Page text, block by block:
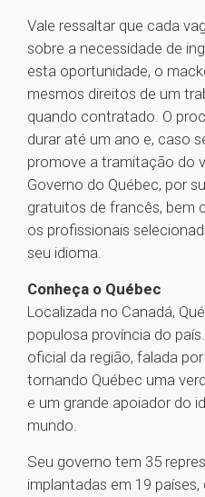
Vale ressaltar que cada
sobre a necessidade de
esta oportunidade, o
mesmos direitos de um
quando contratado. O
durar até um ano e, caso
promove a tramitação do
Governo do Québec, por
gratuitos de francês, bem
os profissionais
seu idioma.
Conheça o Québec
Localizada no Canadá,
populosa província do
oficial da região, falada
tornando Québec uma
e um grande apoiador do
mundo.
Seu governo tem 35
implantadas em 19